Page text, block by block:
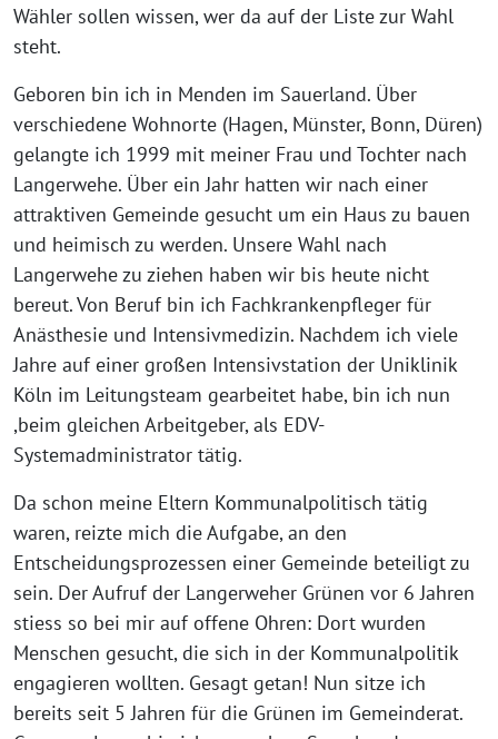
Wähler sollen wissen, wer da auf der Liste zur Wahl
steht.
Geboren bin ich in Menden im Sauerland. Über
verschiedene Wohnorte (Hagen, Münster, Bonn, Düren)
gelangte ich 1999 mit meiner Frau und Tochter nach
Langerwehe. Über ein Jahr hatten wir nach einer
attraktiven Gemeinde gesucht um ein Haus zu bauen
und heimisch zu werden. Unsere Wahl nach
Langerwehe zu ziehen haben wir bis heute nicht
bereut. Von Beruf bin ich Fachkrankenpfleger für
Anästhesie und Intensivmedizin. Nachdem ich viele
Jahre auf einer großen Intensivstation der Uniklinik
Köln im Leitungsteam gearbeitet habe, bin ich nun
,beim gleichen Arbeitgeber, als EDV-
Systemadministrator tätig.
Da schon meine Eltern Kommunalpolitisch tätig
waren, reizte mich die Aufgabe, an den
Entscheidungsprozessen einer Gemeinde beteiligt zu
sein. Der Aufruf der Langerweher Grünen vor 6 Jahren
stiess so bei mir auf offene Ohren: Dort wurden
Menschen gesucht, die sich in der Kommunalpolitik
engagieren wollten. Gesagt getan! Nun sitze ich
bereits seit 5 Jahren für die Grünen im Gemeinderat.